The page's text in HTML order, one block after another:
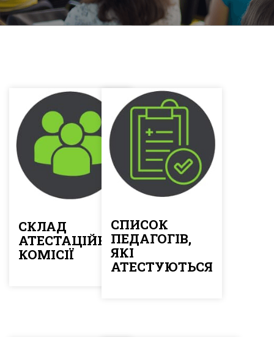
СКЛАД
АТЕСТАЦІЙНОЇ
КОМІСІЇ
СПИСОК
ПЕДАГОГІВ,
ЯКІ
АТЕСТУЮТЬСЯ